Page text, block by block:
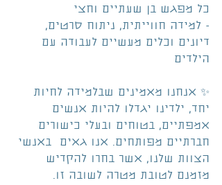
כל מפגש בן שעתיים וחצי
- למידה חווייתית, ניתוח סרטים,
דיונים וכלים מעשיים לעבודה עם
הילדים
✨ אנחנו מאמינים שבלמידה לחיות
יחד, ילדינו יגדלו להיות אנשים
אמפתיים, בטוחים ובעלי כישורים
חברתיים מפותחים. אנו גאים  באנשי
הצוות שלנו, אשר בחרו להקדיש
מזמנם לטובת מטרה לשובה זו.